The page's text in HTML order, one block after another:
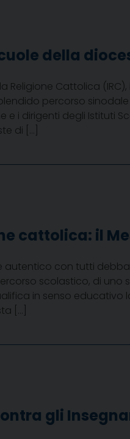
della
Religione Cattolica
percorso
e i dirigenti degli Istituti
di […]
cattolica: il
autentico con tutti
scolastico, di
in senso educativo
[…]
gli